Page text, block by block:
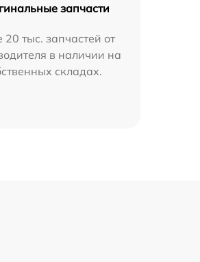
запчасти
20 тыс. запчастей от
в наличии на
складах.